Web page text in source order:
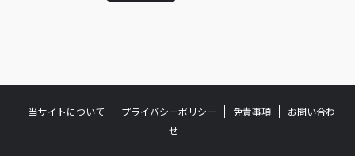
当サイトについて プライバシーポリシー 免責事項
お問い合わ
せ